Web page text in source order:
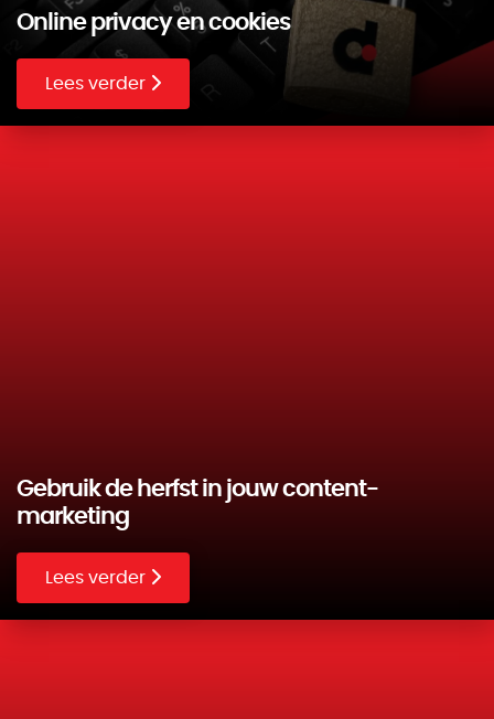
Online privacy en cookies
Lees verder
Gebruik de herfst in jouw content-
marketing
Lees verder